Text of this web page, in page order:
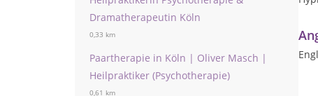
Dramatherapeutin Köln
0,33 km
Paartherapie in Köln | Oliver Masch |
Heilpraktiker (Psychotherapie)
0,61 km